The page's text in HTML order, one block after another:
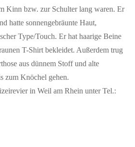
FCS-Homepage
sich, seine neue Homepage
schlicht, übersichtlich und
Bonndorf mit Kunst und
Science-Fiction-Film sind die Arbeiten
Kinn bzw. zur Schulter lang waren. Er
hatte sonnengebräunte Haut,
Type/Touch. Er hat haarige Beine
T-Shirt bekleidet. Außerdem trug
aus dünnem Stoff und alte
zum Knöchel gehen.
in Weil am Rhein unter Tel.: